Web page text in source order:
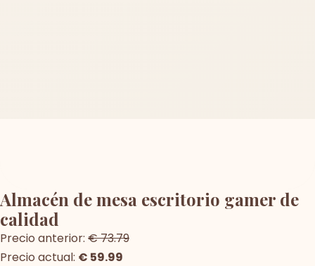
Almacén de mesa escritorio gamer de
calidad
Precio anterior: € 73.79
Precio actual: € 59.99